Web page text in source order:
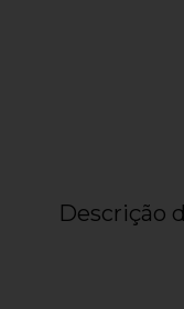
Descrição